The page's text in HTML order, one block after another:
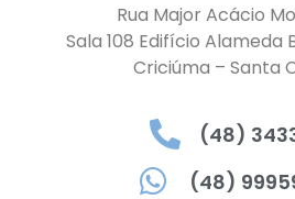
Rua Major Acácio
Sala 108 Edifício Alameda
Criciúma – Santa
(48)
(48)